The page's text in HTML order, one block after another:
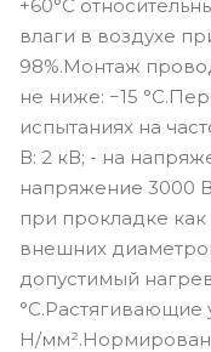
+60°С
влаги в воздухе
98%.Монтаж
не ниже: −15
испытаниях на
В: 2 кВ; - на
напряжение 3000
при прокладке
внешних
допустимый
°С.Растягивающие
Н/